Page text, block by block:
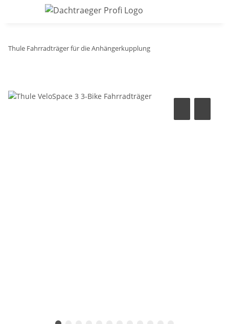
Thule Fahrradträger für die Anhängerkupplung